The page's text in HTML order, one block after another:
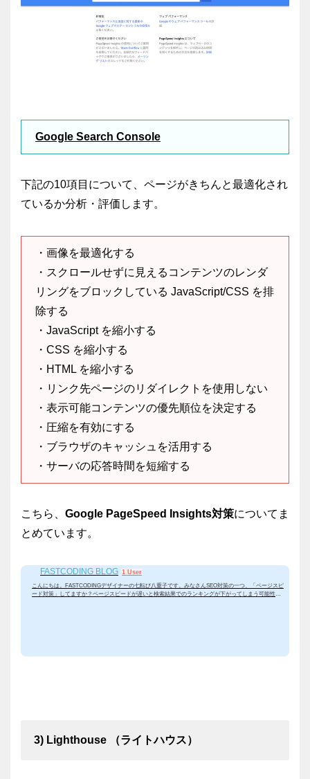
Google Search Console
下記の10項目について、ページがきちんと最適化され
ているか分析・評価します。
・画像を最適化する
・スクロールせずに見えるコンテンツのレンダ
リングをブロックしている JavaScript/CSS を排
除する
・JavaScript を縮小する
・CSS を縮小する
・HTML を縮小する
・リンク先ページのリダイレクトを使用しない
・表示可能コンテンツの優先順位を決定する
・圧縮を有効にする
・ブラウザのキャッシュを活用する
・サーバの応答時間を短縮する
こちら、 Google PageSpeed Insights対策についてま
とめています。
FASTCODING BLOG 1 User
【2020年必須】ページスピードを上げる！PageSpeed Insights対策
こんにちは。FASTCODINGデザイナーの七転び八重子です。みなさんSEO対策の一つ、「ページスピ
ード対策」してますか？ページスピードが遅いと検索結果でのランキングが下がってしまう可能性が
3) Lighthouse （ライトハウス）